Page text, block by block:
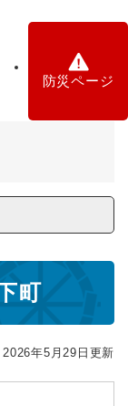
防災ページ
町
年5月29日更新